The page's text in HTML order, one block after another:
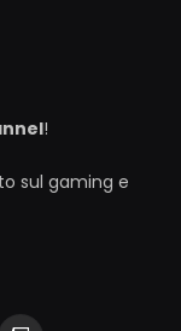
!
sul gaming e